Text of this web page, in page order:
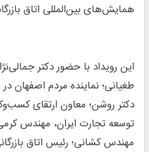
همایش‌های بین‌المللی اتاق
این رویداد با حضور دکتر
طغیانی؛ نماینده مردم اصفهان
دکتر روشن؛ معاون ارتقای
توسعه تجارت ایران، مهندس
مهندس کشانی؛ رئیس اتاق